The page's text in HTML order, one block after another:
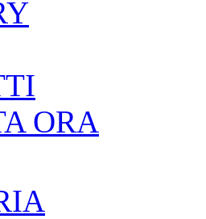
ORA